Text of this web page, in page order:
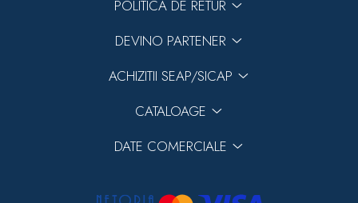
POLITICA DE RETUR
DEVINO PARTENER
ACHIZITII SEAP/SICAP
CATALOAGE
DATE COMERCIALE